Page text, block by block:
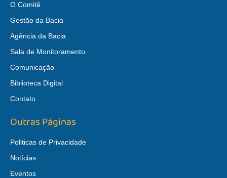
O Comitê
Gestão da Bacia
Agência da Bacia
Sala de Monitoramento
Comunicação
Biblioteca Digital
Contato
Outras Páginas
Politicas de Privacidade
Notícias
Eventos